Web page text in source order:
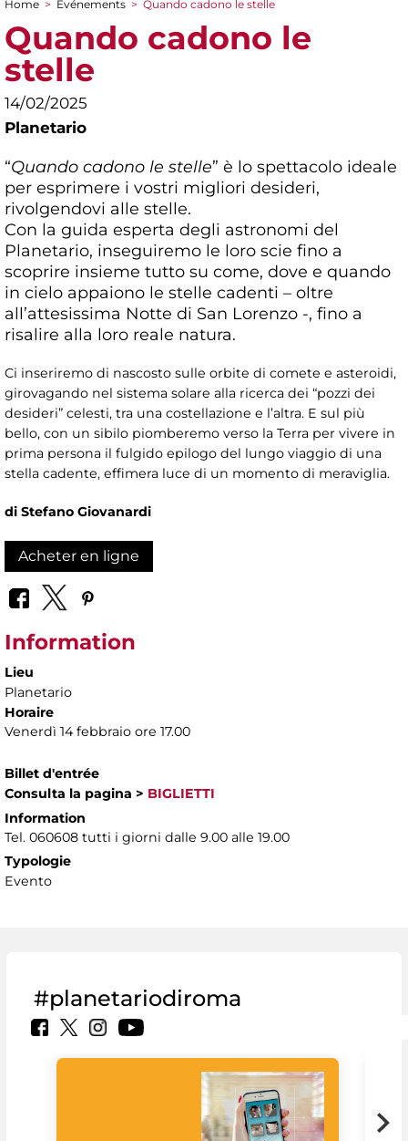
You are here
Home > Evénements > Quando cadono le stelle
Quando cadono le
stelle
14/02/2025
Planetario
“Quando cadono le stelle” è lo spettacolo ideale
per esprimere i vostri migliori desideri,
rivolgendovi alle stelle.
Con la guida esperta degli astronomi del
Planetario, inseguiremo le loro scie fino a
scoprire insieme tutto su come, dove e quando
in cielo appaiono le stelle cadenti – oltre
all’attesissima Notte di San Lorenzo -, fino a
risalire alla loro reale natura.
Ci inseriremo di nascosto sulle orbite di comete e asteroidi,
girovagando nel sistema solare alla ricerca dei “pozzi dei
desideri” celesti, tra una costellazione e l’altra. E sul più
bello, con un sibilo piomberemo verso la Terra per vivere in
prima persona il fulgido epilogo del lungo viaggio di una
stella cadente, effimera luce di un momento di meraviglia.
di Stefano Giovanardi
Acheter en ligne
Information
Lieu
Planetario
Horaire
Venerdì 14 febbraio ore 17.00
Billet d'entrée
Consulta la pagina > BIGLIETTI
Information
Tel. 060608 tutti i giorni dalle 9.00 alle 19.00
Typologie
Evento
#planetariodiroma